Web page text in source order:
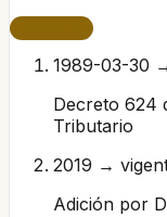
1989-03-30
Decreto 624
Tributario
2019 →
Adición por